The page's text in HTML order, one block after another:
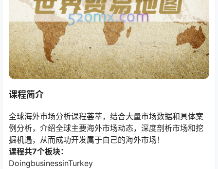
课程简介
全球海外市场分析课程荟萃，结合大量市场数据和具体案
例分析，介绍全球主要海外市场动态，深度剖析市场和挖
掘机遇，从而成功开发属于自己的海外市场！
课程共7个板块：
DoingbusinessinTurkey